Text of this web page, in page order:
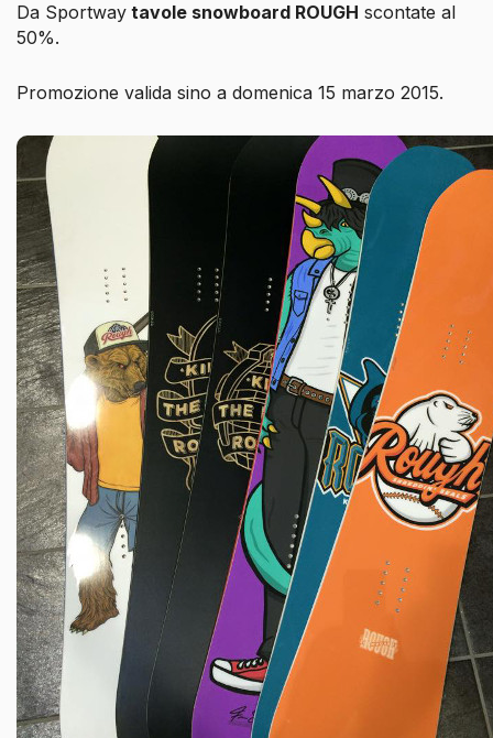
Da Sportway tavole snowboard ROUGH scontate al
50%.
Promozione valida sino a domenica 15 marzo 2015.